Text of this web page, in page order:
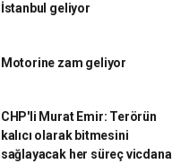
İstanbul geliyor
Motorine zam geliyor
CHP'li Murat Emir: Terörün
kalıcı olarak bitmesini
sağlayacak her süreç vicdana